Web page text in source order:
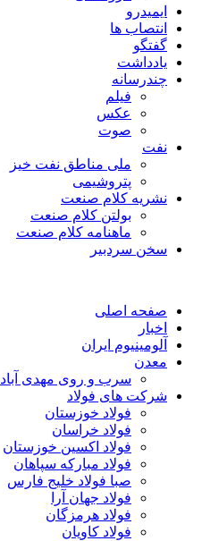
ایمیدرو
انتصاب ها
گفتگو
یادداشت
چندرسانه
فیلم
عکس
صوت
نفت
ملی مناطق نفت خیز
پتروشیمی
نشریه کلام صنعت
بولتن کلام صنعت
ماهنامه کلام صنعت
سخن سردبیر
صفحه اصلی
اخبار
آلومینیوم ایران
معدن
سرب و روی مهدی آباد
شرکت های فولاد
فولاد خوزستان
فولاد خراسان
فولاد اکسین خوزستان
فولاد مبارکه سپاهان
صبا فولاد خلیج فارس
فولاد جهان آرا
فولاد هرمزگان
فولاد کاویان